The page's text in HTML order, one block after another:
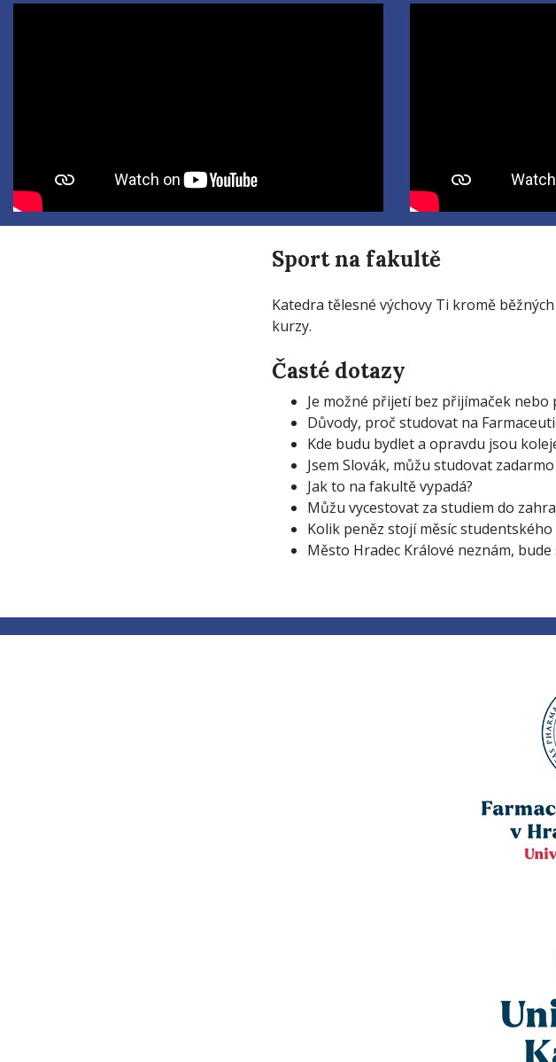
Sport na fakultě
Katedra tělesné výchovy Ti kromě
kurzy.
Časté dotazy
Je možné přijetí bez přijímaček nebo
Důvody, proč studovat na
Kde budu bydlet a opravdu jsou
Jsem Slovák, můžu studovat
Jak to na fakultě vypadá?
Můžu vycestovat za studiem do
Kolik peněz stojí měsíc studentského
Město Hradec Králové neznám,